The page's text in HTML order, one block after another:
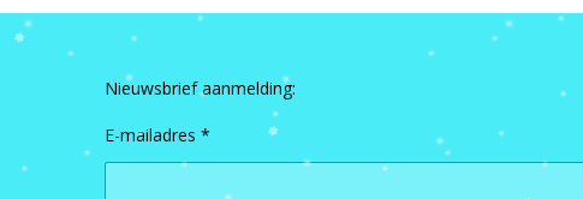
Nieuwsbrief aanmelding:
E-mailadres *